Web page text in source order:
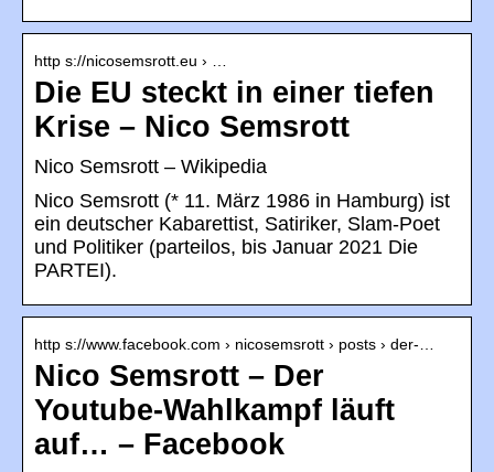
http s://nicosemsrott.eu › …
Die EU steckt in einer tiefen
Krise – Nico Semsrott
Nico Semsrott – Wikipedia
Nico Semsrott (* 11. März 1986 in Hamburg) ist
ein deutscher Kabarettist, Satiriker, Slam-Poet
und Politiker (parteilos, bis Januar 2021 Die
PARTEI).
http s://www.facebook.com › nicosemsrott › posts › der-…
Nico Semsrott – Der
Youtube-Wahlkampf läuft
auf… – Facebook